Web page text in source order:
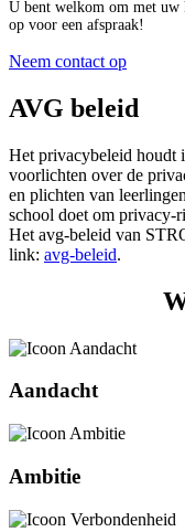
U bent welkom om met uw
op voor een afspraak!
Neem contact op
AVG beleid
Het privacybeleid houdt
voorlichten over de
en plichten van
school doet om privacy-
Het avg-beleid van
link: avg-beleid.
Aandacht
Ambitie